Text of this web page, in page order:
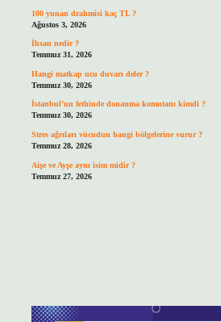
100 yunan drahmisi kaç TL ?
Ağustos 3, 2026
İhsan nedir ?
Temmuz 31, 2026
Hangi matkap ucu duvarı deler ?
Temmuz 30, 2026
İstanbul’un fethinde donanma komutanı kimdi ?
Temmuz 30, 2026
Stres ağrıları vücudun hangi bölgelerine vurur ?
Temmuz 28, 2026
Aişe ve Ayşe aynı isim midir ?
Temmuz 27, 2026